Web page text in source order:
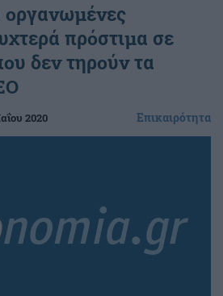
οργανωμένες
πρόστιμα σε
δεν τηρούν τα
2020 Επικαιρότητα